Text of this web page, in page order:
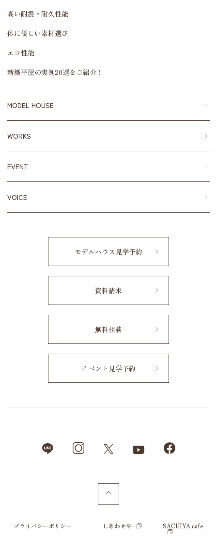
高い耐震・耐久性能
体に優しい素材選び
エコ性能
新築平屋の実例20選をご紹介！
MODEL HOUSE
WORKS
EVENT
VOICE
モデルハウス見学予約
資料請求
無料相談
イベント見学予約
プライバシーポリシー しあわせや SACHIYA cafe